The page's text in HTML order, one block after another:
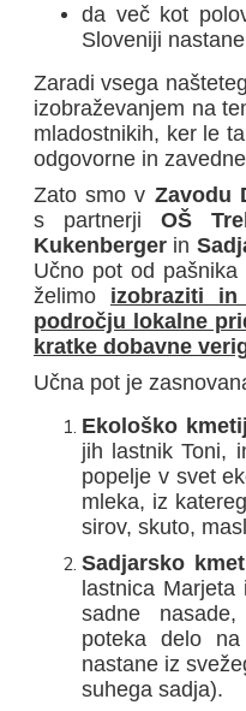
da več kot
Sloveniji
Zaradi vsega
izobraževanjem na
mladostnikih, ker le
odgovorne in
Zato smo v Zavodu
s partnerji OŠ
Kukenberger in
Učno pot od
želimo izobraziti
področju lokalne
kratke dobavne
Učna pot je
Ekološko
jih lastnik Toni,
popelje v svet
mleka, iz
sirov, skuto,
Sadjarsko
lastnica Marjeta
sadne
poteka delo
nastane iz
suhega sadja).